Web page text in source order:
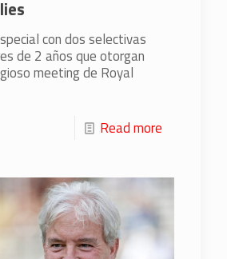
con dos selectivas
de 2 años que otorgan
meeting de Royal
Read more